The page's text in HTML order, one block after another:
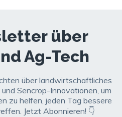
über
Ag-Tech
über landwirtschaftliches
Sencrop-Innovationen, um
zu helfen, jeden Tag bessere
Jetzt Abonnieren! 👇